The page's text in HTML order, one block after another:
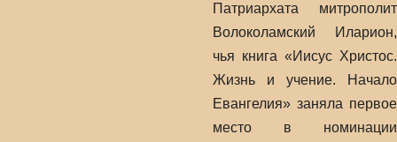
Патриархата митрополит
Волоколамский Иларион,
чья книга «Иисус Христос.
Жизнь и учение. Начало
Евангелия» заняла первое
место в номинации